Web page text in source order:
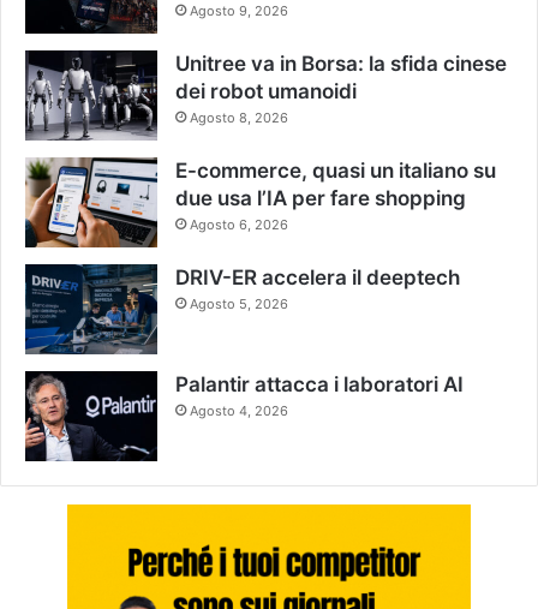
Agosto 9, 2026
Unitree va in Borsa: la sfida cinese
dei robot umanoidi
Agosto 8, 2026
E-commerce, quasi un italiano su
due usa l’IA per fare shopping
Agosto 6, 2026
DRIV-ER accelera il deeptech
Agosto 5, 2026
Palantir attacca i laboratori AI
Agosto 4, 2026